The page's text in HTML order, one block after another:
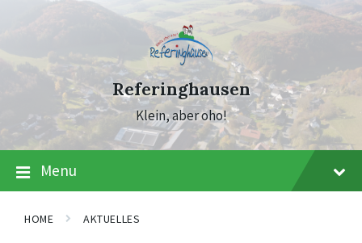
Referinghausen
Klein, aber oho!
Menu
HOME AKTUELLES